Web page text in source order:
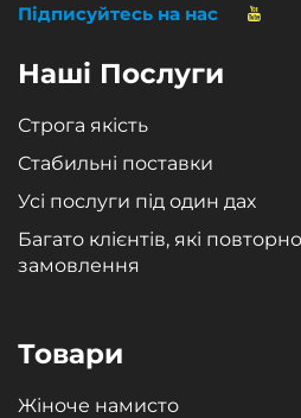
Підписуйтесь на нас
Наші Послуги
Строга якість
Стабильні поставки
Усі послуги під один дах
Багато клієнтів, які
замовлення
Товари
Жіноче намисто